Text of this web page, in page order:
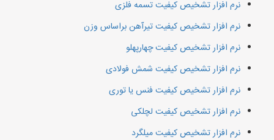
نرم افزار تشخیص کیفیت تسمه فلزی
نرم افزار تشخیص کیفیت تیرآهن براساس وزن
نرم افزار تشخیص کیفیت چهارپهلو
نرم افزار تشخیص کیفیت شمش فولادی
نرم افزار تشخیص کیفیت فنس یا توری
نرم افزار تشخیص کیفیت لچلکی
نرم افزار تشخیص کیفیت میلگرد